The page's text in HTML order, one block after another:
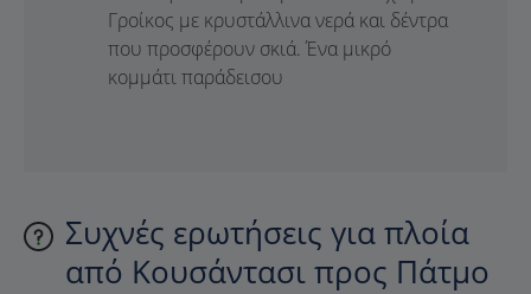
Γροίκος με κρυστάλλινα νερά και δέντρα
που προσφέρουν σκιά. Ένα μικρό
κομμάτι παράδεισου
Συχνές ερωτήσεις για πλοία
από Κουσάντασι προς Πάτμο